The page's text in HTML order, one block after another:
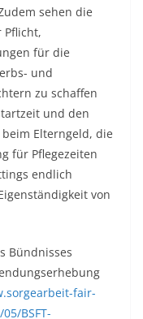
sehen die
für die
und
zu schaffen
und den
Elterngeld, die
für Pflegezeiten
endlich
von
Bündnisses
fair-
BSFT-